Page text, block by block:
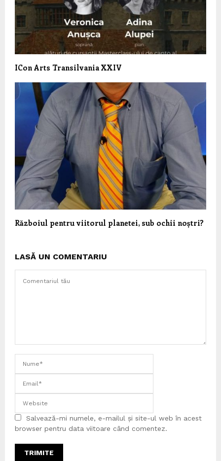
ICon Arts Transilvania XXIV
Războiul pentru viitorul planetei, sub ochii noștri?
LASĂ UN COMENTARIU
Salvează-mi numele, e-mailul și site-ul web în acest
browser pentru data viitoare când comentez.